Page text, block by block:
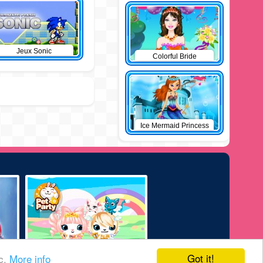
Got it!
More info
Jeux Sonic
Colorful Bride
Ice Mermaid Princess